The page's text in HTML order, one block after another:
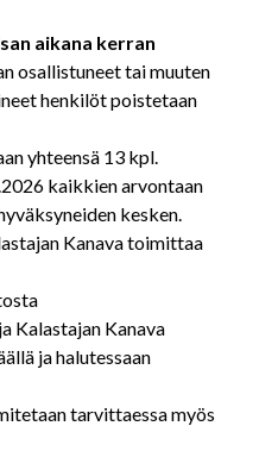
aikana kerran
osallistuneet tai muuten
henkilöt poistetaan
yhteensä 13 kpl.
kaikkien arvontaan
kesken.
Kanava toimittaa
Kalastajan Kanava
ja halutessaan
tarvittaessa myös